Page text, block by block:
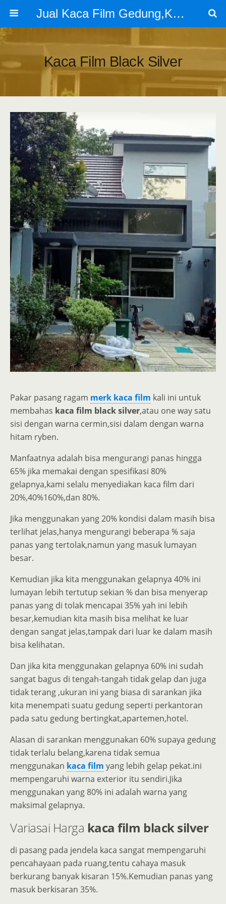
Jual Kaca Film Gedung,Kaca Film 3m
Kaca Film Black Silver
Pakar pasang ragam merk kaca film kali ini untuk
membahas kaca film black silver,atau one way satu
sisi dengan warna cermin,sisi dalam dengan warna
hitam ryben.
Manfaatnya adalah bisa mengurangi panas hingga
65% jika memakai dengan spesifikasi 80%
gelapnya,kami selalu menyediakan kaca film dari
20%,40%160%,dan 80%.
Jika menggunakan yang 20% kondisi dalam masih bisa
terlihat jelas,hanya mengurangi beberapa % saja
panas yang tertolak,namun yang masuk lumayan
besar.
Kemudian jika kita menggunakan gelapnya 40% ini
lumayan lebih tertutup sekian % dan bisa menyerap
panas yang di tolak mencapai 35% yah ini lebih
besar,kemudian kita masih bisa melihat ke luar
dengan sangat jelas,tampak dari luar ke dalam masih
bisa kelihatan.
Dan jika kita menggunakan gelapnya 60% ini sudah
sangat bagus di tengah-tangah tidak gelap dan juga
tidak terang ,ukuran ini yang biasa di sarankan jika
kita menempati suatu gedung seperti perkantoran
pada satu gedung bertingkat,apartemen,hotel.
Alasan di sarankan menggunakan 60% supaya gedung
tidak terlalu belang,karena tidak semua
menggunakan kaca film yang lebih gelap pekat.ini
mempengaruhi warna exterior itu sendiri.Jika
menggunakan yang 80% ini adalah warna yang
maksimal gelapnya.
Variasai Harga kaca film black silver
di pasang pada jendela kaca sangat mempengaruhi
pencahayaan pada ruang,tentu cahaya masuk
berkurang banyak kisaran 15%.Kemudian panas yang
masuk berkisaran 35%.